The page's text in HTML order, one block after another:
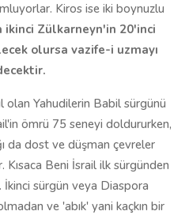
Kiros ise iki boynuzlu
ikinci Zülkarneyn'in 20'inci
olursa vazife-i uzmayı
olan Yahudilerin Babil sürgünü
ömrü 75 seneyi doldururken,
da dost ve düşman çevreler
Beni İsrail ilk sürgünden
sürgün veya Diaspora
ve 'abık' yani kaçkın bir